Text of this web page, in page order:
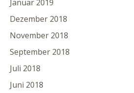
Januar 2019
Dezember 2018
November 2018
September 2018
Juli 2018
Juni 2018